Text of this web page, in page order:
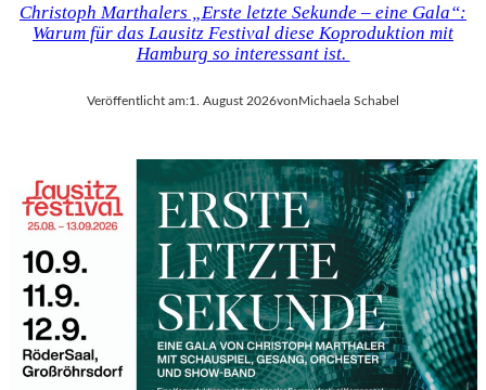
S
C
H
N
N
S
T
Ü
H
L
E
N
“
–
Christoph Marthalers „Erste letzte Sekunde – eine Gala“:
Warum für das Lausitz Festival diese Koproduktion mit
Hamburg so interessant ist.
Veröffentlicht am:1. August 2026vonMichaela Schabel